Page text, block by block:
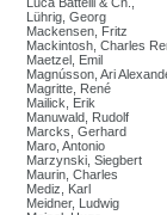
Lührig, Georg
Mackensen, Fritz
Mackintosh, Charles
Maetzel, Emil
Magnússon, Ari
Magritte, René
Mailick, Erik
Manuwald, Rudolf
Marcks, Gerhard
Maro, Antonio
Marzynski, Siegbert
Maurin, Charles
Mediz, Karl
Meidner, Ludwig